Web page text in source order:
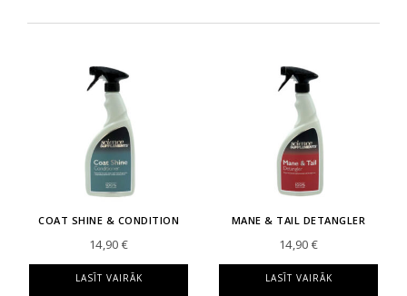
COAT SHINE & CONDITION
14,90 €
LASĪT VAIRĀK
MANE & TAIL DETANGLER
14,90 €
LASĪT VAIRĀK